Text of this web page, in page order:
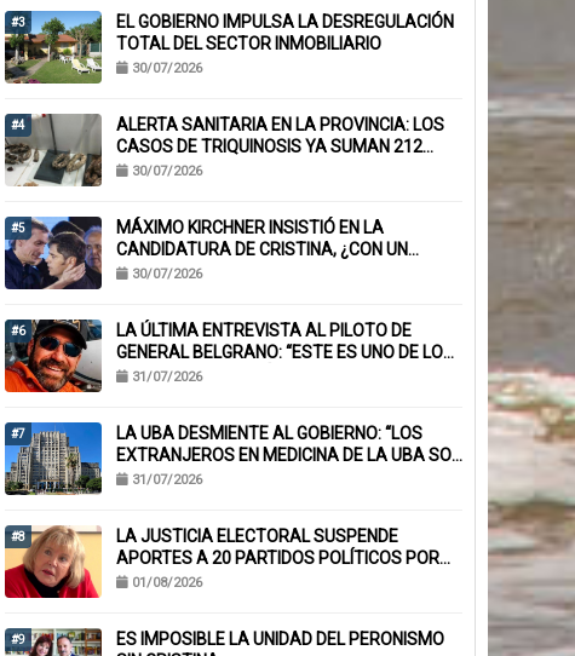
#3
EL GOBIERNO IMPULSA LA DESREGULACIÓN
TOTAL DEL SECTOR INMOBILIARIO
30/07/2026
#4
ALERTA SANITARIA EN LA PROVINCIA: LOS
CASOS DE TRIQUINOSIS YA SUMAN 212
CONFIRMADOS
30/07/2026
#5
MÁXIMO KIRCHNER INSISTIÓ EN LA
CANDIDATURA DE CRISTINA, ¿CON UN
MENSAJE A KICILLOF?: «PONE NERVIOSOS A
30/07/2026
#6
LA ÚLTIMA ENTREVISTA AL PILOTO DE
GENERAL BELGRANO: “ESTE ES UNO DE LOS
TRABAJOS CON MÁS RIESGO”
31/07/2026
#7
LA UBA DESMIENTE AL GOBIERNO: “LOS
EXTRANJEROS EN MEDICINA DE LA UBA SON
EL 6,1%, NO EL 40%”
31/07/2026
#8
LA JUSTICIA ELECTORAL SUSPENDE
APORTES A 20 PARTIDOS POLÍTICOS POR
FALTA DE BALANCES
01/08/2026
#9
ES IMPOSIBLE LA UNIDAD DEL PERONISMO